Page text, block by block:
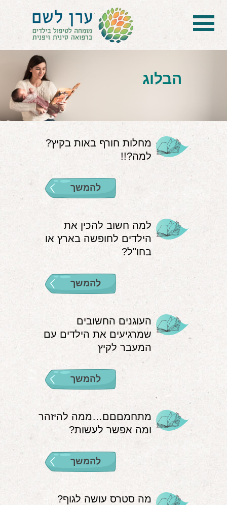
בית
הטיפול
הכל על דיקור סיני ודיקור יפני לילדים
הילד לא מפסיק להיות חולה
קשיים רגשיים, אתגרי התנהגות
בעיות/מחלות נוספות
שאלות ותשובות
052-6868768
הבלוג
מחלות חורף באות בקיץ?
למה?!!
להמשך
למה חשוב להכין את
הילדים לחופשה בארץ או
בחו"ל?
להמשך
העוגנים החשובים
שמרגיעים את הילדים עם
המעבר לקיץ
להמשך
מתחמםםם…ממה להיזהר
ומה אפשר לעשות?
להמשך
מה סטרס עושה לגוף?